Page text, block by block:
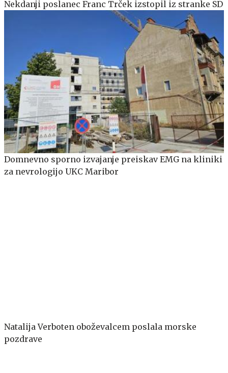
Nekdanji poslanec Franc Trček izstopil iz stranke SD
Domnevno sporno izvajanje preiskav EMG na kliniki
za nevrologijo UKC Maribor
Natalija Verboten oboževalcem poslala morske
pozdrave